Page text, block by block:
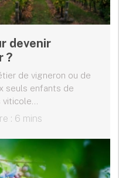
devenir
?
de vigneron ou de
seuls enfants de
: 6 mins